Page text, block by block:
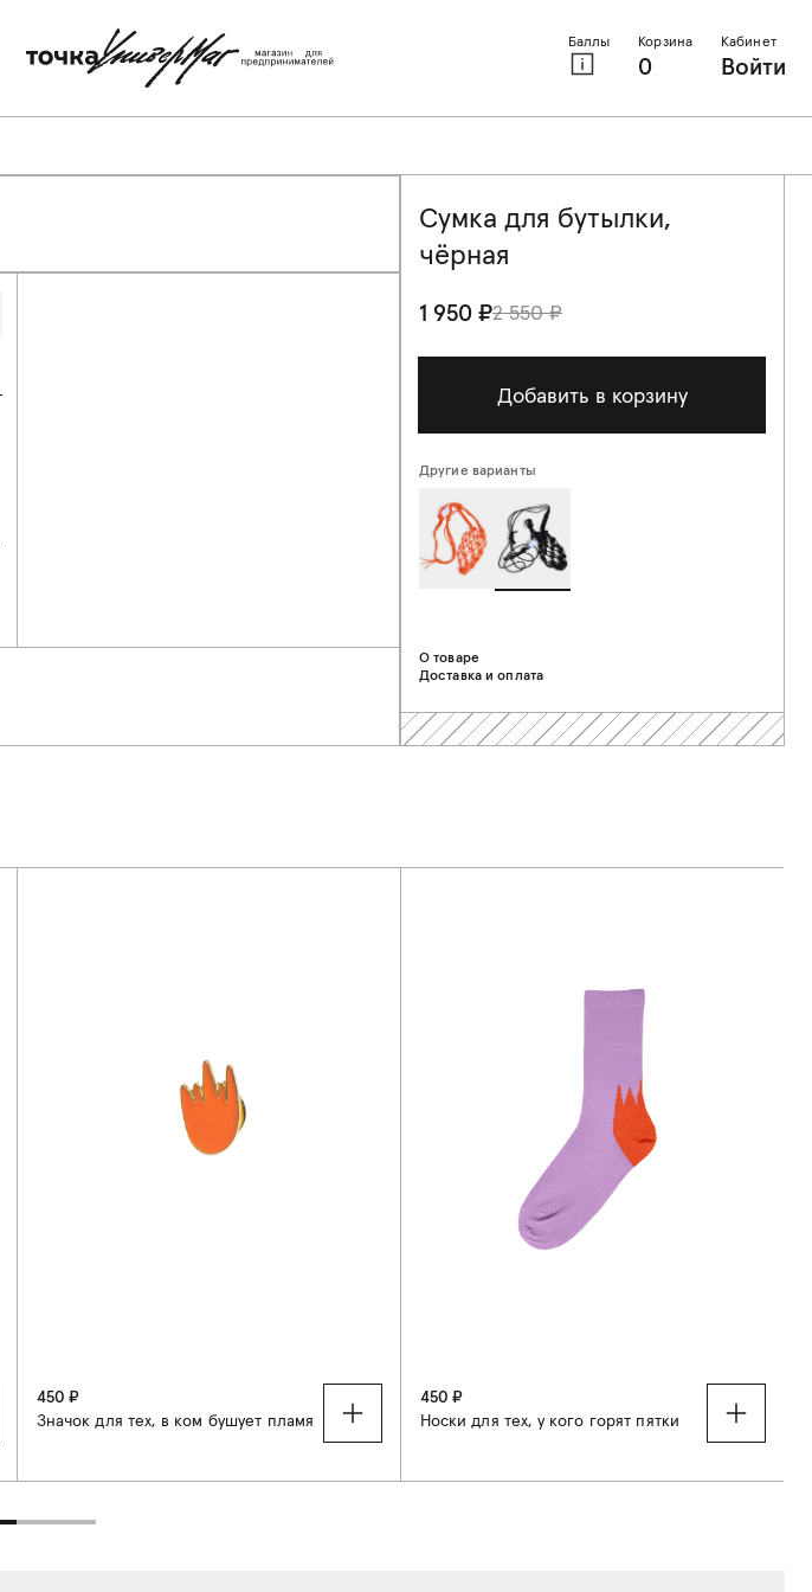
Баллы Корзина
0
Кабинет
Войти
Сумка для бутылки,
чёрная
1 950 ₽2 550 ₽
Добавить в корзину
Другие варианты
О товаре
Доставка и оплата
450 ₽
Значок для тех, в ком бушует пламя
450 ₽
Носки для тех, у кого горят пятки